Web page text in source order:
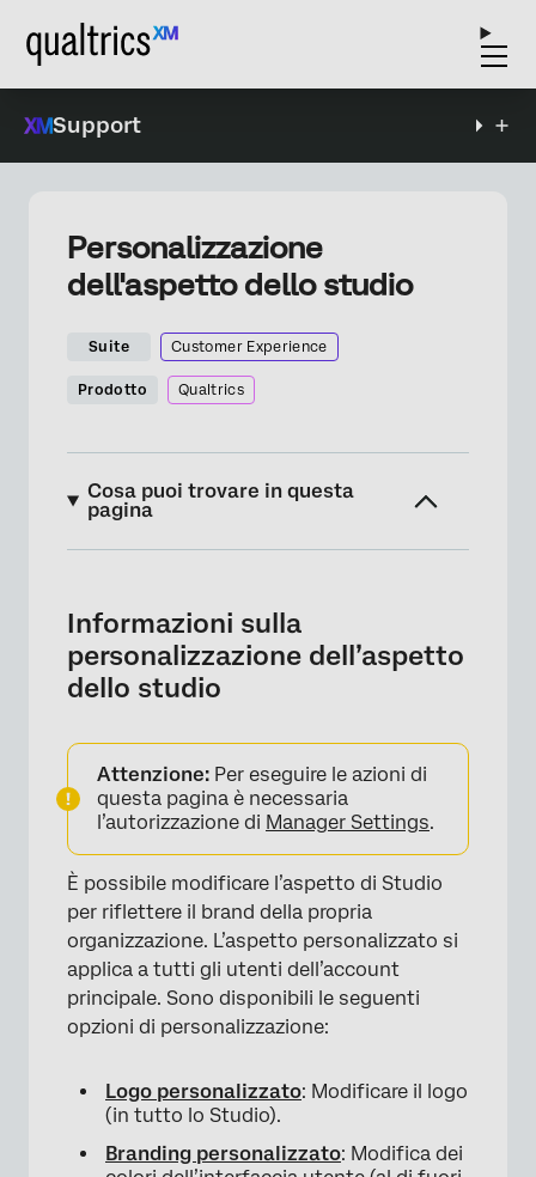
Support
Personalizzazione
dell'aspetto dello studio
Suite Customer Experience
Prodotto Qualtrics
Cosa puoi trovare in questa
pagina
Logo personalizzato
Modifica del logo
Applicare il Brand personalizzato
Personalizzazione della visualizzazione delle
Palette di colori
Creare una tavolozza di colori personalizzata
Importare una tavolozza di colori
Attivare e disattivare una tavolozza di colori
Sostituzione di una tavolozza di colori
Impostazione di una tavolozza di colori
Informazioni sulla
personalizzazione dell’aspetto
dello studio
Attenzione: Per eseguire le azioni di
questa pagina è necessaria
l’autorizzazione di Manager Settings.
È possibile modificare l’aspetto di Studio
per riflettere il brand della propria
organizzazione. L’aspetto personalizzato si
applica a tutti gli utenti dell’account
principale. Sono disponibili le seguenti
opzioni di personalizzazione:
Logo personalizzato: Modificare il logo
(in tutto lo Studio).
Branding personalizzato: Modifica dei